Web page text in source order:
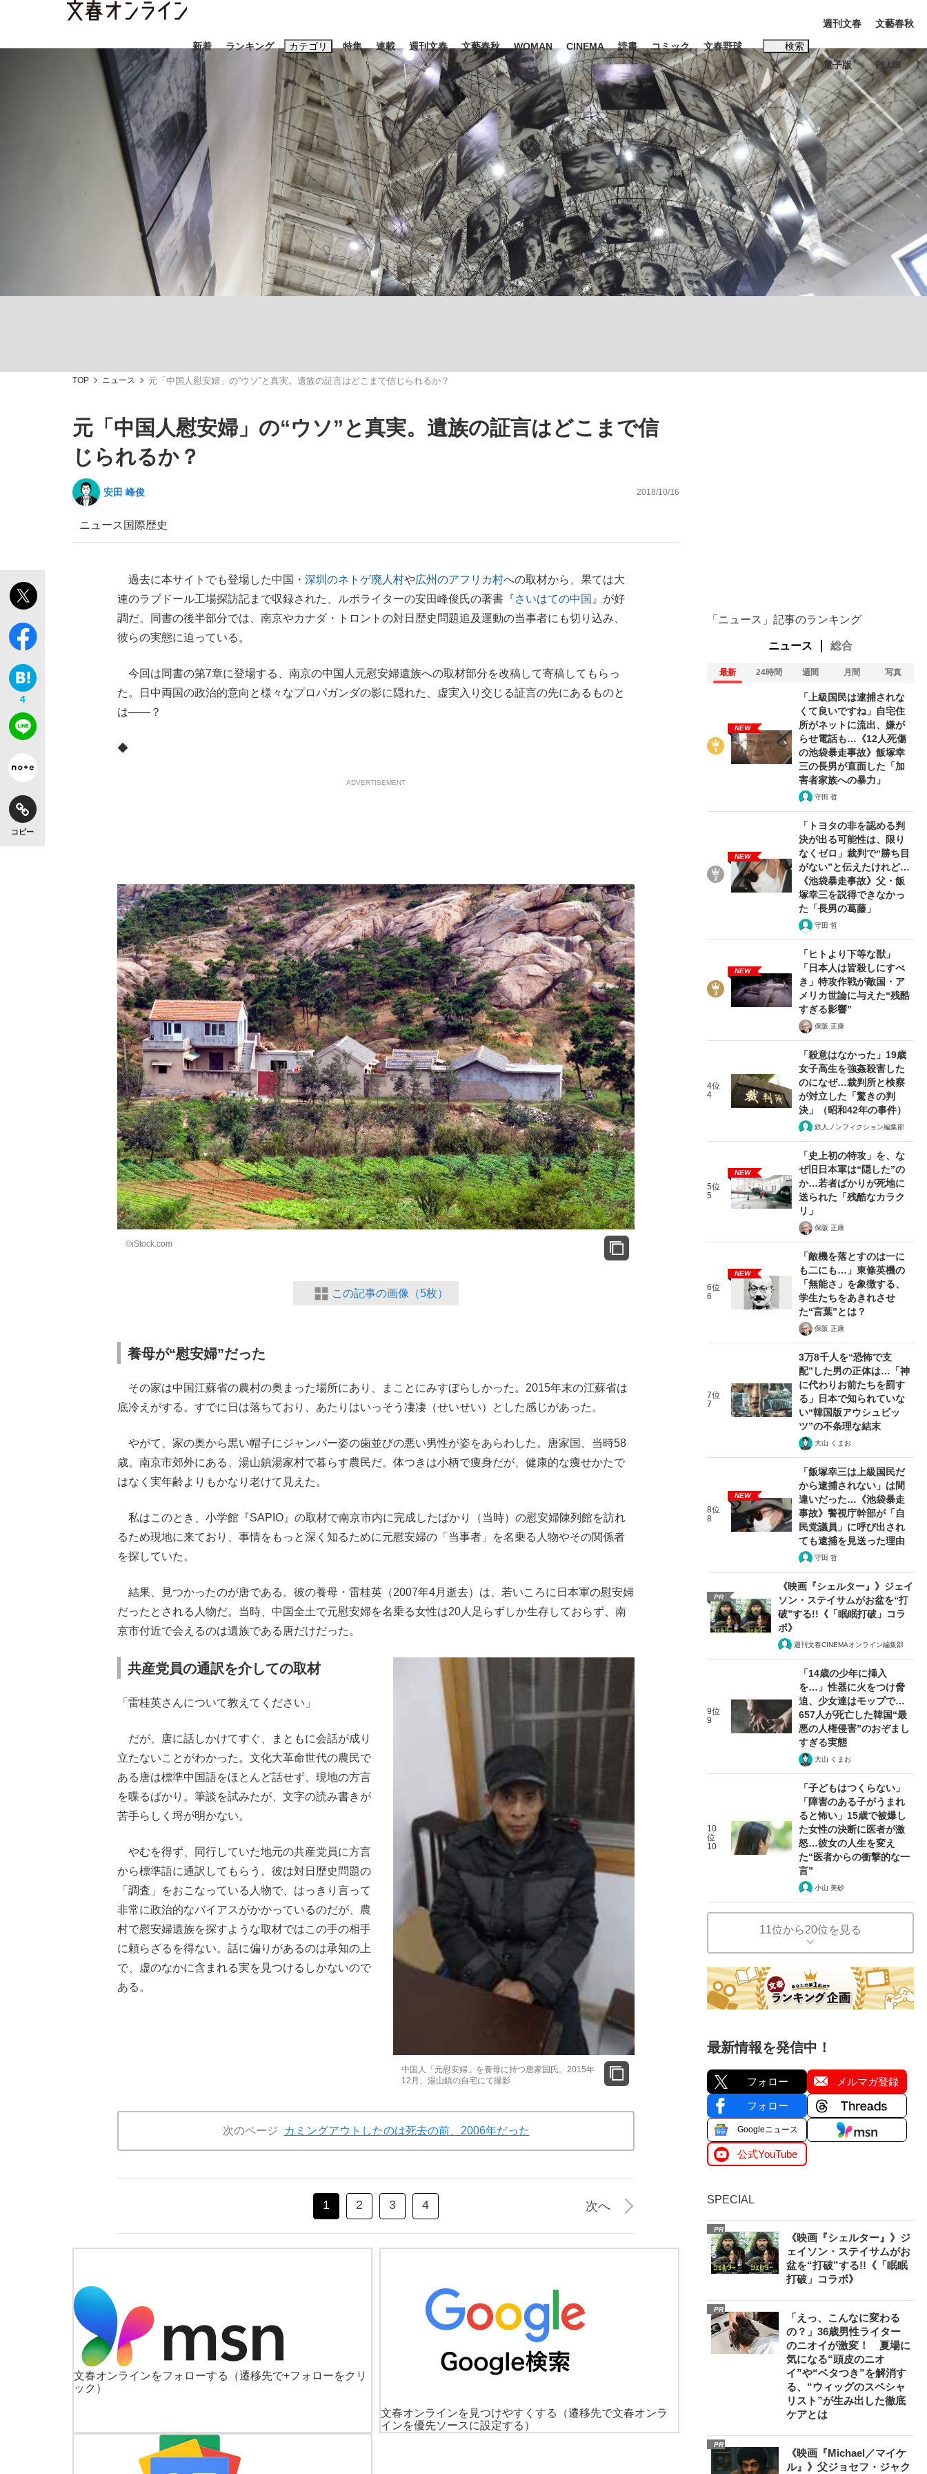
新着 ランキング カテゴリ
スクープ ニュース エンタメ ライフ ビジネス インタビュー 読書
《BTS厳戒トーキョー滞在記》RM→渋谷で飲み会、JIN→伊豆の... 「90%は失敗する。でも…」本田圭佑が初めて明かした日本代表監督に...
「最悪の空気のまま解散」WBC日本代表“敗戦”の真実 選手が明かす... 「敗因分析は一切聞かれなかった」侍ジャパン選手が証言した“NPB聞...
「クマが悪者扱いされているのが悲しい」『北の国から』倉本聰氏（91...
特集
終戦から81年 私のあのとき、私のいま
キングの誕生を、目撃せよ。
いまさら聞けない資産運用のすべて
連載 週刊文春 文藝春秋 WOMAN CINEMA 読書 コミック 文春野球 検索
キーワード入力
おすすめのキーワードタグ一覧
#藤田晋 #三山凌輝 #高市早苗 #後藤真希 #森岡毅 #城彰二 #内田有紀
#松田聖子
#玉木雄一郎
#亀和田武
週刊文春
電子版
文藝春秋
PLUS
TOP ニュース 元「中国人慰安婦」の“ウソ”と真実。遺族の証言はどこまで信じられるか？
元「中国人慰安婦」の“ウソ”と真実。遺族の証言はどこまで信
じられるか？
安田 峰俊 2018/10/16
ニュース 国際歴史
4
コピー
過去に本サイトでも登場した中国・ 深圳のネトゲ廃人村や広州のアフリカ村への取材から、果ては大
連のラブドール工場探訪記まで収録された、ルポライターの安田峰俊氏の著書『さいはての中国 』が好
調だ。同書の後半部分では、南京やカナダ・トロントの対日歴史問題追及運動の当事者にも切り込み、
彼らの実態に迫っている。
今回は同書の第7章に登場する、南京の中国人元慰安婦遺族への取材部分を改稿して寄稿してもらっ
た。日中両国の政治的意向と様々なプロパガンダの影に隠れた、虚実入り交じる証言の先にあるものと
は――？
◆
ADVERTISEMENT
©iStock.com
この記事の画像（5枚）
養母が“慰安婦”だった
その家は中国江蘇省の農村の奥まった場所にあり、まことにみすぼらしかった。2015年末の江蘇省は
底冷えがする。すでに日は落ちており、あたりはいっそう凄凄（せいせい）とした感じがあった。
やがて、家の奥から黒い帽子にジャンパー姿の歯並びの悪い男性が姿をあらわした。唐家国、当時58
歳。南京市郊外にある、湯山鎮湯家村で暮らす農民だ。体つきは小柄で痩身だが、健康的な痩せかたで
はなく実年齢よりもかなり老けて見えた。
私はこのとき、小学館『SAPIO』の取材で南京市内に完成したばかり（当時）の慰安婦陳列館を訪れ
るため現地に来ており、事情をもっと深く知るために元慰安婦の「当事者」を名乗る人物やその関係者
を探していた。
結果、見つかったのが唐である。彼の養母・雷桂英（2007年4月逝去）は、若いころに日本軍の慰安婦
だったとされる人物だ。当時、中国全土で元慰安婦を名乗る女性は20人足らずしか生存しておらず、南
京市付近で会えるのは遺族である唐だけだった。
中国人「元慰安婦」を養母に持つ唐家国氏。2015年
12月、湯山鎮の自宅にて撮影
共産党員の通訳を介しての取材
「雷桂英さんについて教えてください」
だが、唐に話しかけてすぐ、まともに会話が成り
立たないことがわかった。文化大革命世代の農民で
ある唐は標準中国語をほとんど話せず、現地の方言
を喋るばかり。筆談を試みたが、文字の読み書きが
苦手らしく埒が明かない。
やむを得ず、同行していた地元の共産党員に方言
から標準語に通訳してもらう。彼は対日歴史問題の
「調査」をおこなっている人物で、はっきり言って
非常に政治的なバイアスがかかっているのだが、農
村で慰安婦遺族を探すような取材ではこの手の相手
に頼らざるを得ない。話に偏りがあるのは承知の上
で、虚のなかに含まれる実を見つけるしかないので
ある。
次のページ カミングアウトしたのは死去の前、2006年だった
1 2 3 4 次へ
文春オンラインをフォローする
（遷移先で+フォローをクリ
ック）
文春オンラインを見つけやすくする
（遷移先で文春オンラ
インを優先ソースに設定する）
「ニュース」記事のランキング
ニュース 総合
最新 24時間 週間 月間 写真
NEW
「上級国民は逮捕されな
くて良いですね」自宅住
所がネットに流出、嫌が
らせ電話も…《12人死傷
の池袋暴走事故》飯塚幸
三の長男が直面した「加
害者家族への暴力」
守田 哲
NEW
「トヨタの非を認める判
決が出る可能性は、限り
なくゼロ」裁判で“勝ち目
がない”と伝えたけれど…
《池袋暴走事故》父・飯
塚幸三を説得できなかっ
た「長男の葛藤」
守田 哲
NEW
「ヒトより下等な獣」
「日本人は皆殺しにすべ
き」特攻作戦が敵国・ア
メリカ世論に与えた“残酷
すぎる影響”
保阪 正康
4位
4
「殺意はなかった」19歳
女子高生を強姦殺害した
のになぜ…裁判所と検察
が対立した「驚きの判
決」（昭和42年の事件）
鉄人ノンフィクション編集部
5位
5
NEW
「史上初の特攻」を、な
ぜ旧日本軍は“隠した”の
か…若者ばかりが死地に
送られた「残酷なカラク
リ」
保阪 正康
6位
6
NEW
「敵機を落とすのは一に
も二にも…」東條英機の
「無能さ」を象徴する、
学生たちをあきれさせ
た“言葉”とは？
保阪 正康
7位
7
3万8千人を“恐怖で支
配”した男の正体は…「神
に代わりお前たちを罰す
る」日本で知られていな
い“韓国版アウシュビッ
ツ”の不条理な結末
大山 くまお
8位
8
NEW
「飯塚幸三は上級国民だ
から逮捕されない」は間
違いだった…《池袋暴走
事故》警視庁幹部が「自
民党議員」に呼び出され
ても逮捕を見送った理由
守田 哲
PR
《映画『シェルター』》ジェイ
ソン・ステイサムがお盆を“打
破”する!!《「眠眠打破」コラ
ボ》
週刊文春CINEMAオンライン編集部
9位
9
「14歳の少年に挿入
を…」性器に火をつけ脅
迫、少女達はモップで…
657人が死亡した韓国“最
悪の人権侵害”のおぞまし
すぎる実態
大山 くまお
10
位
10
「子どもはつくらない」
「障害のある子がうまれ
ると怖い」15歳で被爆し
た女性の決断に医者が激
怒…彼女の人生を変え
た“医者からの衝撃的な一
言”
小山 美砂
11位から20位を見る
最新情報を発信中！
フォロー メルマガ登録
フォロー
Googleニュース
公式YouTube
SPECIAL
PR
《映画『シェルター』》ジ
ェイソン・ステイサムがお
盆を“打破”する!!《「眠眠
打破」コラボ》
PR
「えっ、こんなに変わる
の？」36歳男性ライター
のニオイが激変！ 夏場に
気になる“頭皮のニオ
イ”や“ベタつき”を解消す
る、“ウィッグのスペシャ
リスト”が生み出した徹底
ケアとは
PR
《映画『Michael／マイケ
ル』》父ジョセフ・ジャク